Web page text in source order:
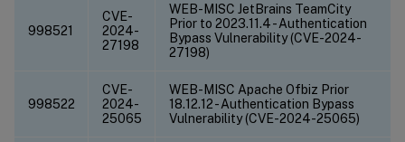
998521
CVE-
2024-
27198
WEB-MISC JetBrains TeamCity
Prior to 2023.11.4 - Authentication
Bypass Vulnerability (CVE-2024-
27198)
998522
CVE-
2024-
25065
WEB-MISC Apache Ofbiz Prior
18.12.12 - Authentication Bypass
Vulnerability (CVE-2024-25065)